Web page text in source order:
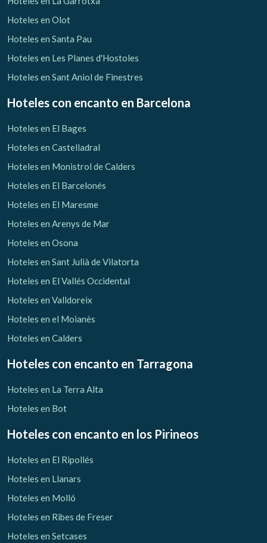
Verificar localizador
Hoteles en Olot
Hoteles en Santa Pau
Hoteles en Les Planes d'Hostoles
Hoteles en Sant Aniol de Finestres
Hoteles con encanto en Barcelona
Hoteles en El Bages
Hoteles en Castelladral
Hoteles en Monistrol de Calders
Hoteles en El Barcelonés
Hoteles en El Maresme
Hoteles en Arenys de Mar
Hoteles en Osona
Hoteles en Sant Julià de Vilatorta
Hoteles en El Vallés Occidental
Hoteles en Valldoreix
Hoteles en el Moianès
Hoteles en Calders
Hoteles con encanto en Tarragona
Hoteles en La Terra Alta
Hoteles en Bot
Hoteles con encanto en los Pirineos
Hoteles en El Ripollés
Hoteles en Llanars
Hoteles en Molló
Hoteles en Ribes de Freser
Hoteles en Setcases